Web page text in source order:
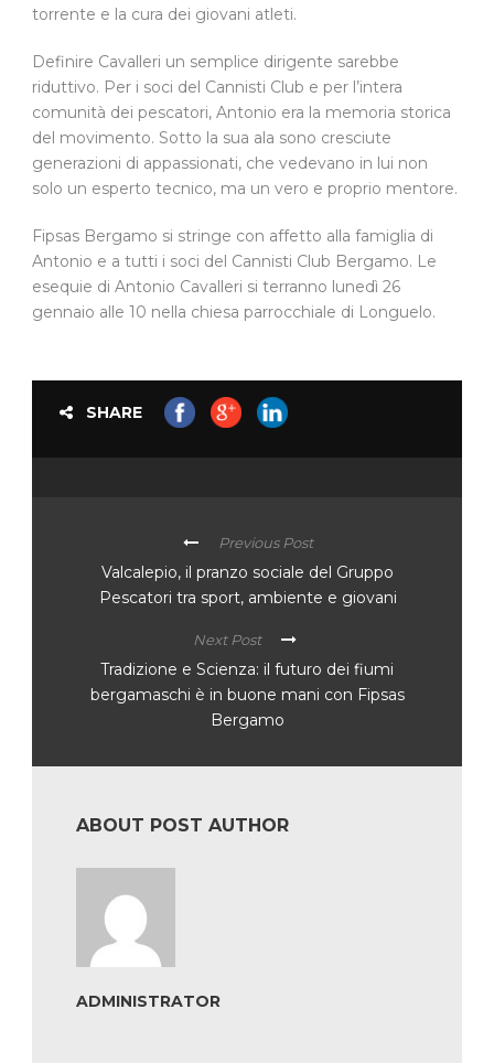
torrente e la cura dei giovani atleti.
Definire Cavalleri un semplice dirigente sarebbe
riduttivo. Per i soci del Cannisti Club e per l’intera
comunità dei pescatori, Antonio era la memoria storica
del movimento. Sotto la sua ala sono cresciute
generazioni di appassionati, che vedevano in lui non
solo un esperto tecnico, ma un vero e proprio mentore.
Fipsas Bergamo si stringe con affetto alla famiglia di
Antonio e a tutti i soci del Cannisti Club Bergamo. Le
esequie di Antonio Cavalleri si terranno lunedì 26
gennaio alle 10 nella chiesa parrocchiale di Longuelo.
SHARE
Previous Post
Valcalepio, il pranzo sociale del Gruppo
Pescatori tra sport, ambiente e giovani
Next Post
Tradizione e Scienza: il futuro dei fiumi
bergamaschi è in buone mani con Fipsas
Bergamo
ABOUT POST AUTHOR
ADMINISTRATOR